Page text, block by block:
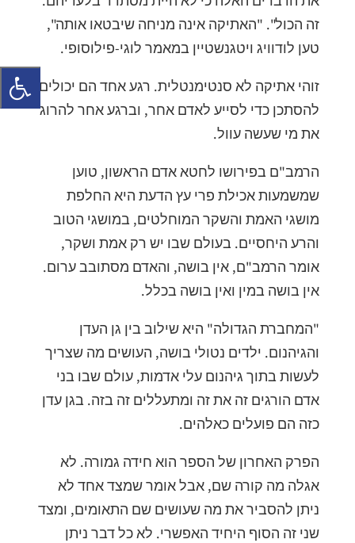
זה הכול". "האתיקה אינה מניחה שיבטאו אותה",
טען לודוויג ויטגנשטיין במאמר לוגי-פילוסופי.
זוהי אתיקה לא סנטימנטלית. רגע אחד הם יכולים
להסתכן כדי לסייע לאדם אחר, וברגע אחר להרוג
את מי שעשה עוול.
הרמב"ם בפירושו לחטא אדם הראשון, טוען
שמשמעות אכילת פרי עץ הדעת היא החלפת
מושגי האמת והשקר המוחלטים, במושגי הטוב
והרע היחסיים. בעולם שבו יש רק אמת ושקר,
אומר הרמב"ם, אין בושה, והאדם מסתובב ערום.
אין בושה במין ואין בושה בכלל.
"המחברת הגדולה" היא שילוב בין גן העדן
והגיהנום. ילדים נטולי בושה, העושים מה שצריך
לעשות בתוך גיהנום עלי אדמות, עולם שבו בני
אדם הורגים זה את זה ומתעללים זה בזה. בגן עדן
כזה הם פועלים כאלהים.
הפרק האחרון של הספר הוא חידה גמורה. לא
אגלה מה קורה שם, אבל אומר שמצד אחד לא
ניתן להסביר את מה שעושים שם התאומים, ומצד
שני זה הסוף היחיד האפשרי. לא כל דבר ניתן